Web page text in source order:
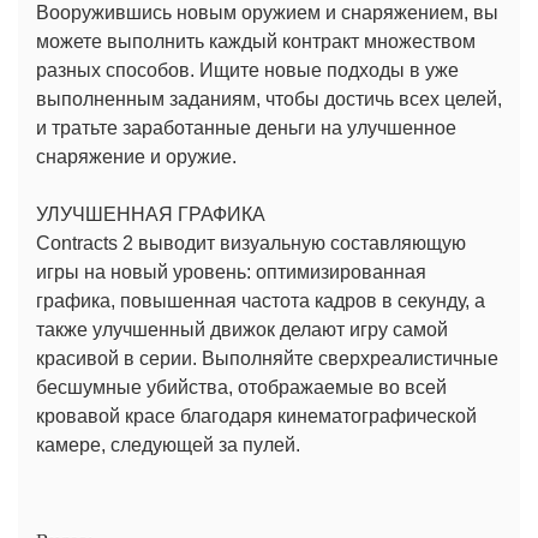
Вооружившись новым оружием и снаряжением, вы
можете выполнить каждый контракт множеством
разных способов. Ищите новые подходы в уже
выполненным заданиям, чтобы достичь всех целей,
и тратьте заработанные деньги на улучшенное
снаряжение и оружие.
УЛУЧШЕННАЯ ГРАФИКА
Contracts 2 выводит визуальную составляющую
игры на новый уровень: оптимизированная
графика, повышенная частота кадров в секунду, а
также улучшенный движок делают игру самой
красивой в серии. Выполняйте сверхреалистичные
бесшумные убийства, отображаемые во всей
кровавой красе благодаря кинематографической
камере, следующей за пулей.